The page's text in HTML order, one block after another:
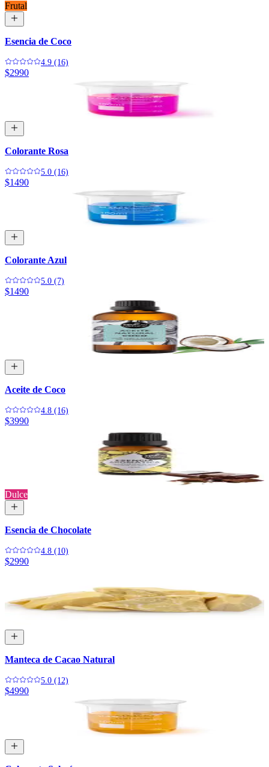
Frutal
Esencia de Coco
4.9 (16)
$2990
Colorante Rosa
5.0 (16)
$1490
Colorante Azul
5.0 (7)
$1490
Aceite de Coco
4.8 (16)
$3990
Dulce
Esencia de Chocolate
4.8 (10)
$2990
Manteca de Cacao Natural
5.0 (12)
$4990